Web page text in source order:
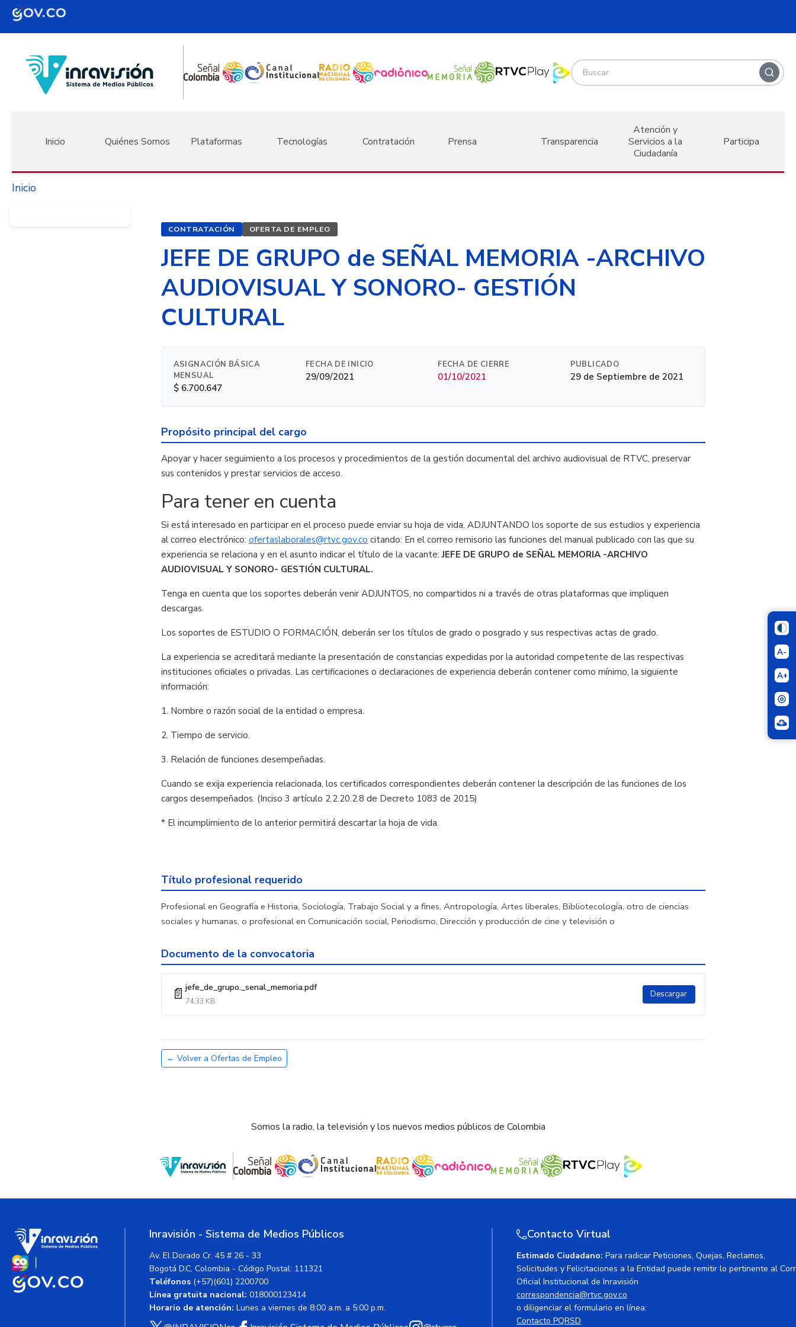
Pasar al contenido principal
Inicio Quiénes Somos Plataformas Tecnologías Contratación Prensa Transparencia
Atención y
Servicios a la
Ciudadanía
Participa
A-
A+
Inicio
CONTRATACIÓN OFERTA DE EMPLEO
JEFE DE GRUPO de SEÑAL MEMORIA -ARCHIVO
AUDIOVISUAL Y SONORO- GESTIÓN
CULTURAL
ASIGNACIÓN BÁSICA
MENSUAL
$ 6.700.647
FECHA DE INICIO
29/09/2021
FECHA DE CIERRE
01/10/2021
PUBLICADO
29 de Septiembre de 2021
Propósito principal del cargo
Apoyar y hacer seguimiento a los procesos y procedimientos de la gestión documental del archivo audiovisual de RTVC, preservar
sus contenidos y prestar servicios de acceso.
Para tener en cuenta
Si está interesado en participar en el proceso puede enviar su hoja de vida, ADJUNTANDO los soporte de sus estudios y experiencia
al correo electrónico: ofertaslaborales@rtvc.gov.co citando: En el correo remisorio las funciones del manual publicado con las que su
experiencia se relaciona y en el asunto indicar el título de la vacante:JEFE DE GRUPO de SEÑAL MEMORIA -ARCHIVO
AUDIOVISUAL Y SONORO- GESTIÓN CULTURAL.
Tenga en cuenta que los soportes deberán venir ADJUNTOS, no compartidos ni a través de otras plataformas que impliquen
descargas.
Los soportes de ESTUDIO O FORMACIÓN, deberán ser los títulos de grado o posgrado y sus respectivas actas de grado.
La experiencia se acreditará mediante la presentación de constancias expedidas por la autoridad competente de las respectivas
instituciones oficiales o privadas. Las certificaciones o declaraciones de experiencia deberán contener como mínimo, la siguiente
información:
1. Nombre o razón social de la entidad o empresa.
2. Tiempo de servicio.
3. Relación de funciones desempeñadas.
Cuando se exija experiencia relacionada, los certificados correspondientes deberán contener la descripción de las funciones de los
cargos desempeñados. (Inciso 3 artículo 2.2.20.2.8 de Decreto 1083 de 2015)
* El incumplimiento de lo anterior permitirá descartar la hoja de vida.
Título profesional requerido
Profesional en Geografía e Historia, Sociología, Trabajo Social y a fines, Antropología, Artes liberales, Bibliotecología, otro de ciencias
sociales y humanas, o profesional en Comunicación social, Periodismo, Dirección y producción de cine y televisión o
Documento de la convocatoria
📄jefe_de_grupo._senal_memoria.pdf
74.33 KB
Descargar
← Volver a Ofertas de Empleo
Somos la radio, la televisión y los nuevos medios públicos de Colombia
Inravisión - Sistema de Medios Públicos
Av. El Dorado Cr. 45 # 26 - 33
Bogotá D.C, Colombia - Código Postal: 111321
Teléfonos (+57)(601) 2200700
Línea gratuita nacional: 018000123414
Horario de atención: Lunes a viernes de 8:00 a.m. a 5:00 p.m.
Contacto Virtual
Estimado Ciudadano: Para radicar Peticiones, Quejas, Reclamos,
Solicitudes y Felicitaciones a la Entidad puede remitir lo pertinente al
Oficial Institucional de Inravisión
correspondencia@rtvc.gov.co
o diligenciar el formulario en línea:
Contacto PQRSD